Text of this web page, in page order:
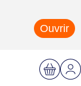
Ouvrir